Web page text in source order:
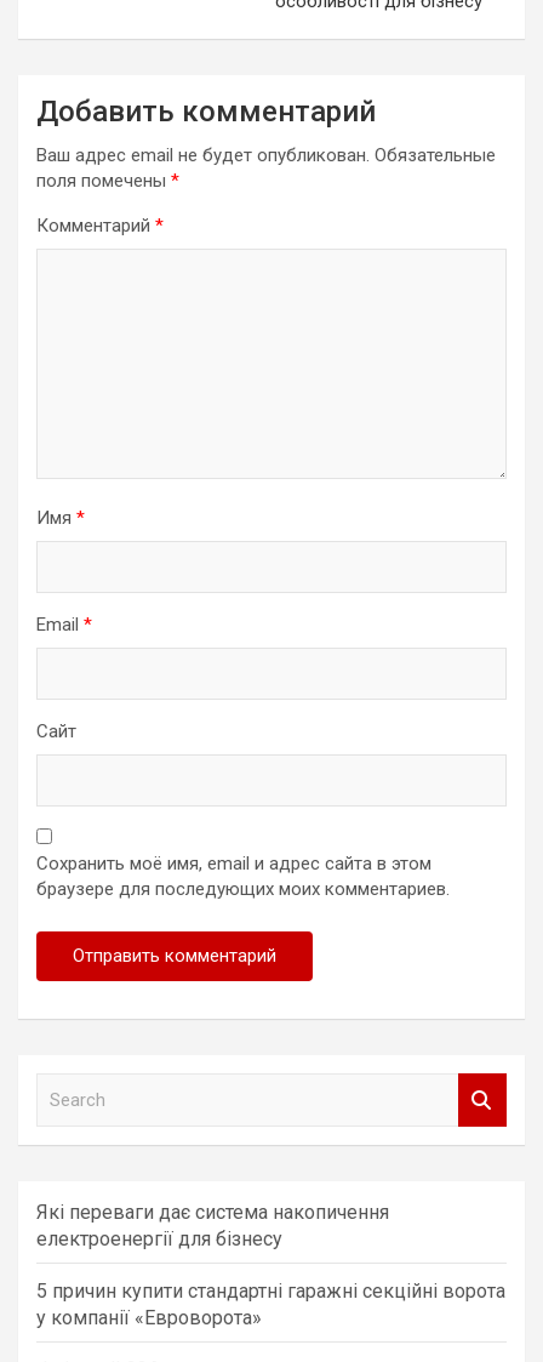
Добавить комментарий
Ваш адрес email не будет опубликован. Обязательные
поля помечены *
Комментарий *
Имя *
Email *
Сайт
Сохранить моё имя, email и адрес сайта в этом
браузере для последующих моих комментариев.
h
Які переваги дає система накопичення
електроенергії для бізнесу
5 причин купити стандартні гаражні секційні ворота
у компанії «Евроворота»